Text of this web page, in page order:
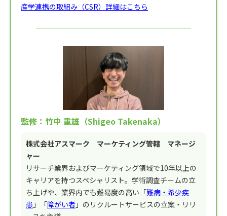
産学連携の取組み（CSR）詳細はこちら
監修：竹中 重雄（Shigeo Takenaka）
株式会社アスマーク マーケティング管轄 マネージ
ャー
リサーチ業界およびマーケティング領域で10年以上の
キャリアを持つスペシャリスト。学術調査チームの立
ち上げや、業界内でも難易度の高い「難病・希少疾
患 」「障がい者 」のリクルートサービスの立案・リリ